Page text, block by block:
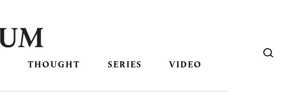
THOUGHT SERIES VIDEO